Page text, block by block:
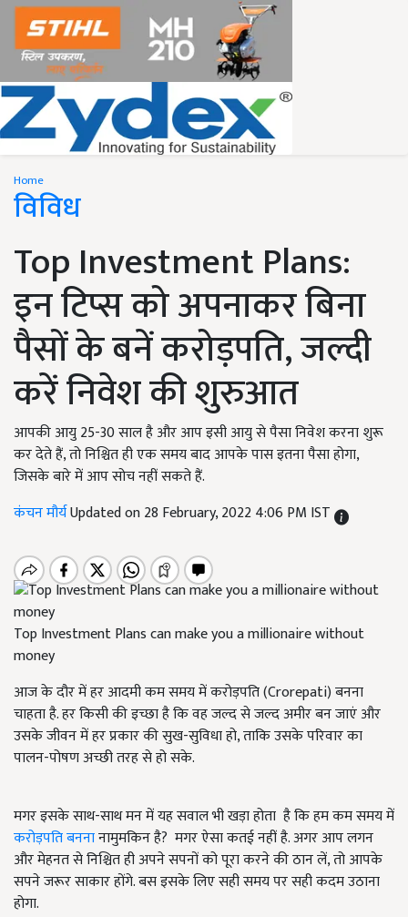
Home
विविध
Top Investment Plans:
इन टिप्स को अपनाकर बिना
पैसों के बनें करोड़पति, जल्दी
करें निवेश की शुरुआत
आपकी आयु 25-30 साल है और आप इसी आयु से पैसा निवेश करना शुरू
कर देते हैं, तो निश्चित ही एक समय बाद आपके पास इतना पैसा होगा,
जिसके बारे में आप सोच नहीं सकते हैं.
कंचन मौर्यUpdated on 28 February, 2022 4:06 PM IST
Top Investment Plans can make you a millionaire without
money
आज के दौर में हर आदमी कम समय में करोड़पति (Crorepati) बनना
चाहता है. हर किसी की इच्छा है कि वह जल्द से जल्द अमीर बन जाएं और
उसके जीवन में हर प्रकार की सुख-सुविधा हो, ताकि उसके परिवार का
पालन-पोषण अच्छी तरह से हो सके.
मगर इसके साथ-साथ मन में यह सवाल भी खड़ा होता है कि हम कम समय में
करोड़पति बननानामुमकिन है? मगर ऐसा कतई नहीं है. अगर आप लगन
और मेहनत से निश्चित ही अपने सपनों को पूरा करने की ठान लें, तो आपके
सपने जरूर साकार होंगे. बस इसके लिए सही समय पर सही कदम उठाना
होगा.